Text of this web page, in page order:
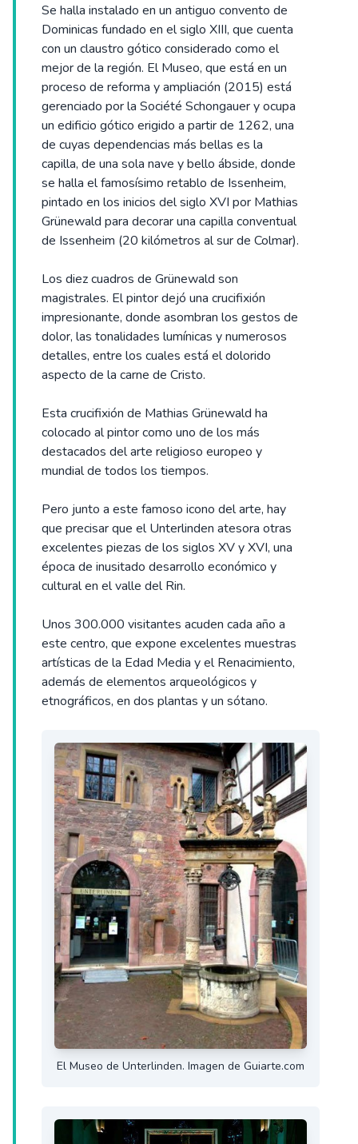
Se halla instalado en un antiguo convento de
Dominicas fundado en el siglo XIII, que cuenta
con un claustro gótico considerado como el
mejor de la región. El Museo, que está en un
proceso de reforma y ampliación (2015) está
gerenciado por la Société Schongauer y ocupa
un edificio gótico erigido a partir de 1262, una
de cuyas dependencias más bellas es la
capilla, de una sola nave y bello ábside, donde
se halla el famosísimo retablo de Issenheim,
pintado en los inicios del siglo XVI por Mathias
Grünewald para decorar una capilla conventual
de Issenheim (20 kilómetros al sur de Colmar).
Los diez cuadros de Grünewald son
magistrales. El pintor dejó una crucifixión
impresionante, donde asombran los gestos de
dolor, las tonalidades lumínicas y numerosos
detalles, entre los cuales está el dolorido
aspecto de la carne de Cristo.
Esta crucifixión de Mathias Grünewald ha
colocado al pintor como uno de los más
destacados del arte religioso europeo y
mundial de todos los tiempos.
Pero junto a este famoso icono del arte, hay
que precisar que el Unterlinden atesora otras
excelentes piezas de los siglos XV y XVI, una
época de inusitado desarrollo económico y
cultural en el valle del Rin.
Unos 300.000 visitantes acuden cada año a
este centro, que expone excelentes muestras
artísticas de la Edad Media y el Renacimiento,
además de elementos arqueológicos y
etnográficos, en dos plantas y un sótano.
El Museo de Unterlinden. Imagen de Guiarte.com